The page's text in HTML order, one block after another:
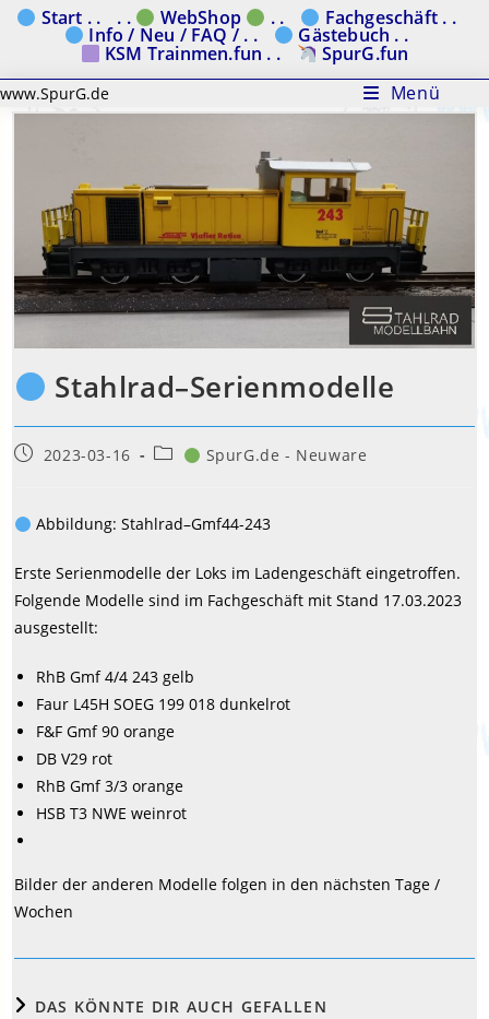
Zum Start . . . . WebShop . . Fachgeschäft . .
Info / Neu / FAQ / . . Gästebuch . .
KSM Trainmen.fun . . SpurG.fun
www.SpurG.de Menü
Stahlrad–Serienmodelle
Beitrag2023-03-16
Beitrags-SpurG.de - Neuware
Abbildung: Stahlrad–Gmf44-243
Erste Serienmodelle der Loks im Ladengeschäft eingetroffen.
Folgende Modelle sind im Fachgeschäft mit Stand 17.03.2023
ausgestellt:
RhB Gmf 4/4 243 gelb
Faur L45H SOEG 199 018 dunkelrot
F&F Gmf 90 orange
DB V29 rot
RhB Gmf 3/3 orange
HSB T3 NWE weinrot
Bilder der anderen Modelle folgen in den nächsten Tage /
Wochen
DAS KÖNNTE DIR AUCH GEFALLEN